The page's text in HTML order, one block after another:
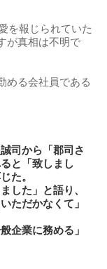
を報じられていた
が真相は不明で
める会社員である
司から「郡司さ
と「致しまし
た。
した」と語り、
ただかなくて」
企業に務める」